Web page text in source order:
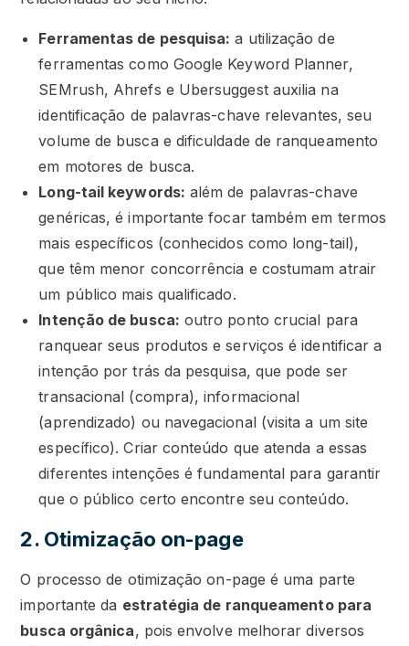
Ferramentas de pesquisa: a utilização de
ferramentas como Google Keyword Planner,
SEMrush, Ahrefs e Ubersuggest auxilia na
identificação de palavras-chave relevantes, seu
volume de busca e dificuldade de ranqueamento
em motores de busca.
Long-tail keywords: além de palavras-chave
genéricas, é importante focar também em termos
mais específicos (conhecidos como long-tail),
que têm menor concorrência e costumam atrair
um público mais qualificado.
Intenção de busca: outro ponto crucial para
ranquear seus produtos e serviços é identificar a
intenção por trás da pesquisa, que pode ser
transacional (compra), informacional
(aprendizado) ou navegacional (visita a um site
específico). Criar conteúdo que atenda a essas
diferentes intenções é fundamental para garantir
que o público certo encontre seu conteúdo.
2. Otimização on-page
O processo de otimização on-page é uma parte
importante da estratégia de ranqueamento para
busca orgânica, pois envolve melhorar diversos